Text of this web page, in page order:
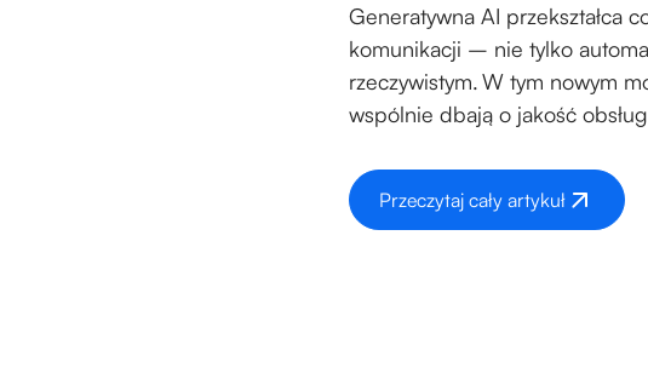
Generatywna AI przekształca
komunikacji – nie tylko
rzeczywistym. W tym nowym
wspólnie dbają o jakość
Przeczytaj cały artykuł